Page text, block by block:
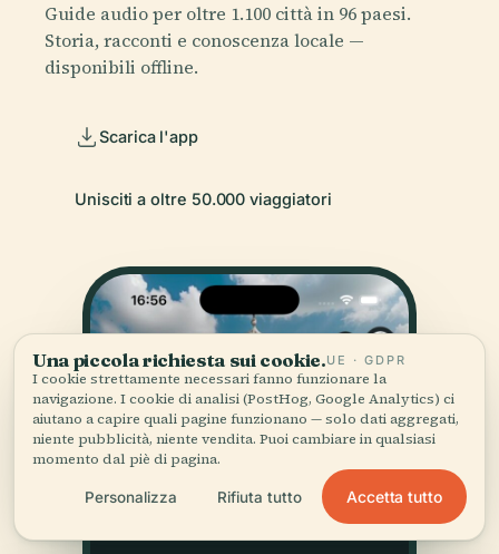
Guide audio per oltre 1.100 città in 96 paesi.
Storia, racconti e conoscenza locale —
disponibili offline.
Scarica l'app
Unisciti a oltre 50.000 viaggiatori
Una piccola richiesta sui cookie.UE · GDPR
I cookie strettamente necessari fanno funzionare la
navigazione. I cookie di analisi (PostHog, Google Analytics) ci
aiutano a capire quali pagine funzionano — solo dati aggregati,
niente pubblicità, niente vendita. Puoi cambiare in qualsiasi
momento dal piè di pagina.
Personalizza Rifiuta tutto Accetta tutto